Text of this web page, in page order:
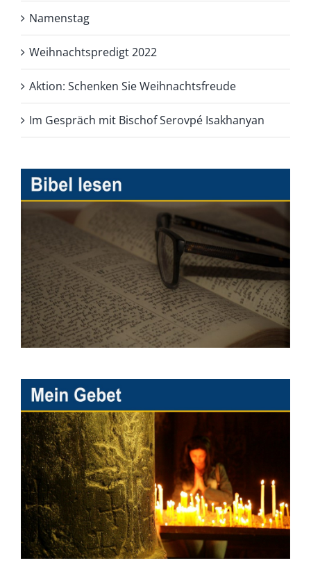
Namenstag
Weihnachtspredigt 2022
Aktion: Schenken Sie Weihnachtsfreude
Im Gespräch mit Bischof Serovpé Isakhanyan